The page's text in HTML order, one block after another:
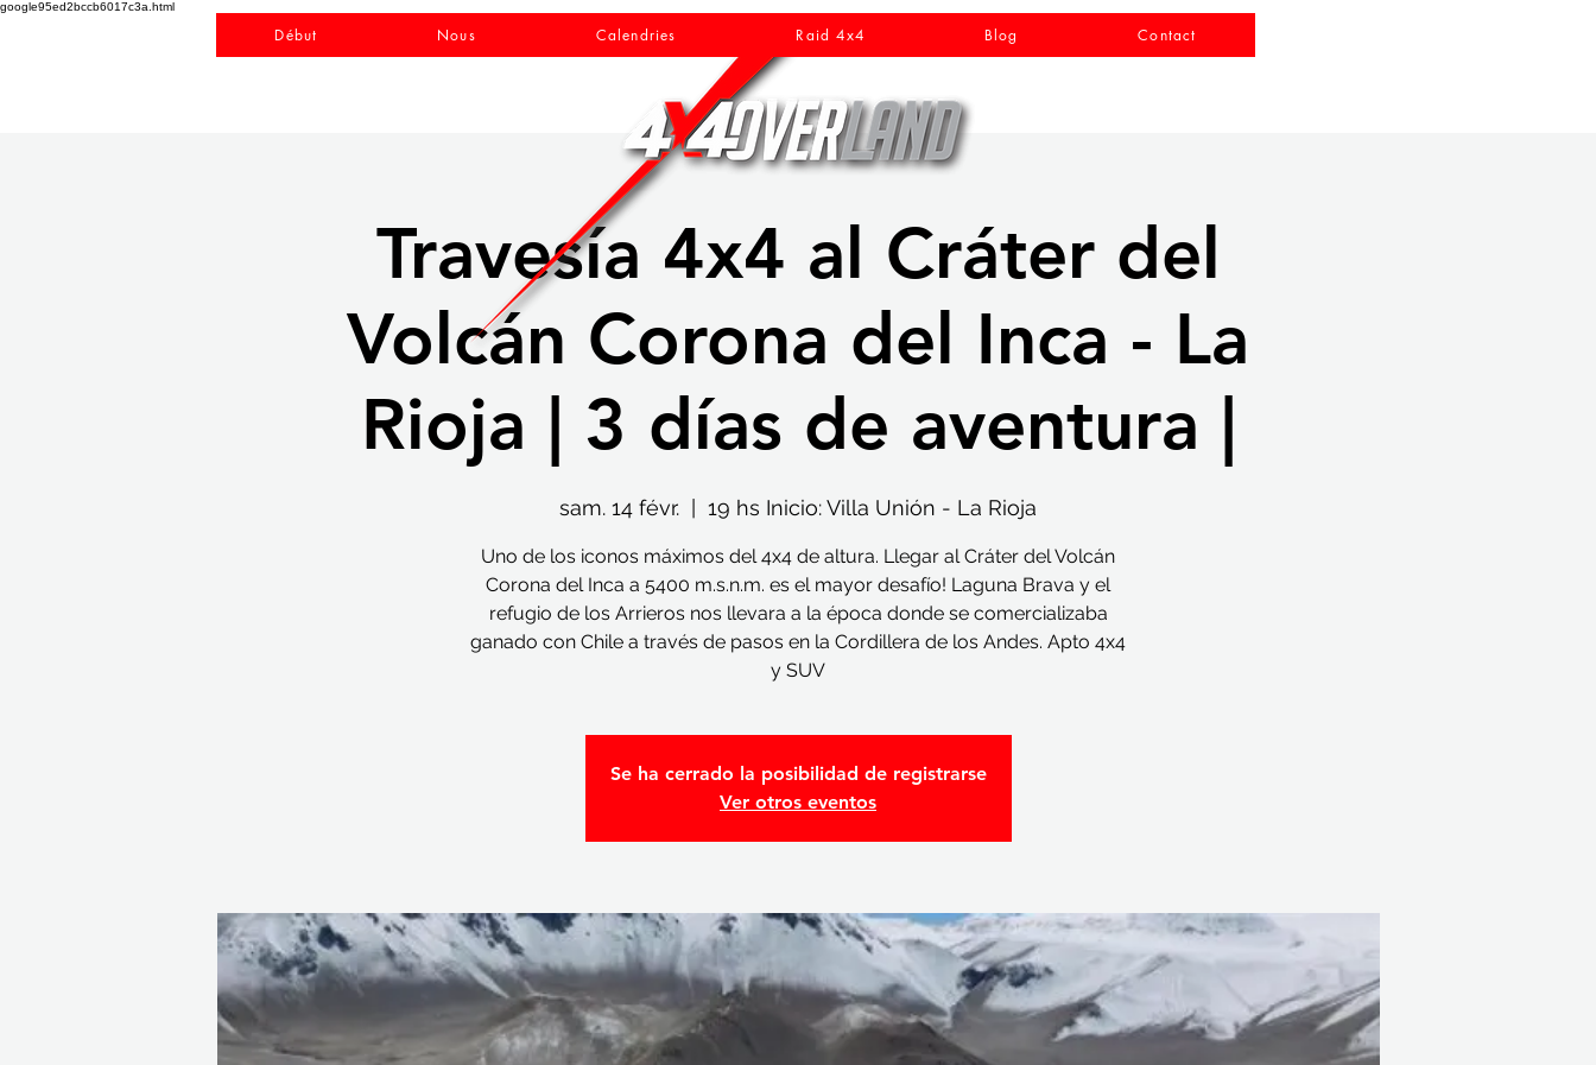
google95ed2bccb6017c3a.html
Début Nous Calendries Raid 4x4 Blog Contact
Travesía 4x4 al Cráter del
Volcán Corona del Inca - La
Rioja | 3 días de aventura |
sam. 14 févr. 19 hs Inicio: Villa Unión - La Rioja
Uno de los iconos máximos del 4x4 de altura. Llegar al Cráter del Volcán
Corona del Inca a 5400 m.s.n.m. es el mayor desafío! Laguna Brava y el
refugio de los Arrieros nos llevara a la época donde se comercializaba
ganado con Chile a través de pasos en la Cordillera de los Andes. Apto 4x4
y SUV
Se ha cerrado la posibilidad de registrarse
Ver otros eventos